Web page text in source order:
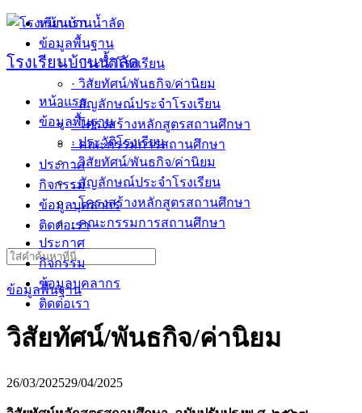
Skip
content
โรงเรียนบ้านน้ำลัด
หน้าแรก
ข้อมูลพื้นฐาน
· ประวัติโรงเรียน
· วิสัยทัศน์/พันธกิจ/ค่านิยม
· สัญลักษณ์ประจำโรงเรียน
· โครงสร้างหลักสูตรสถานศึกษา
· คณะกรรมการสถานศึกษา
ประกาศ
กิจกรรม
ข้อมูลบุคลากร
ติดต่อเรา
หน้าแรก
ข้อมูลพื้นฐาน
· ประวัติโรงเรียน
· วิสัยทัศน์/พันธกิจ/ค่านิยม
· สัญลักษณ์ประจำโรงเรียน
· โครงสร้างหลักสูตรสถานศึกษา
· คณะกรรมการสถานศึกษา
ประกาศ
กิจกรรม
ข้อมูลบุคลากร
ติดต่อเรา
Search
for:
ข้อมูลพื้นฐาน
วิสัยทัศน์/พันธกิจ/ค่านิยม
26/03/202529/04/2025